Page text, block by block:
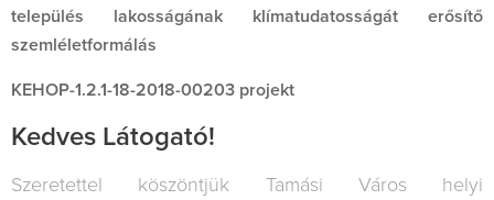
település lakosságának klímatudatosságát erősítő
szemléletformálás
KEHOP-1.2.1-18-2018-00203 projekt
Kedves Látogató!
Szeretettel köszöntjük Tamási Város helyi